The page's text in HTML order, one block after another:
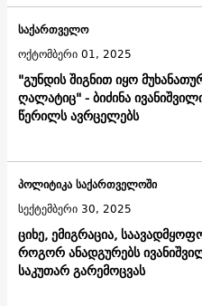
"გუნდის შიგნით იყო
ღალატიც" - ბიძინა
წერილს ავრცელებს
საქართველო
ოქტომბერი 01, 2025
ციხე, ემიგრაცია,
როგორ ანადგურებს
საკუთარ გარემოცვას
პოლიტიკა საქართველოში
სექტემბერი 30, 2025